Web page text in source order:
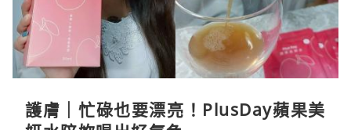
護膚｜忙碌也要漂亮！PlusDay蘋果美